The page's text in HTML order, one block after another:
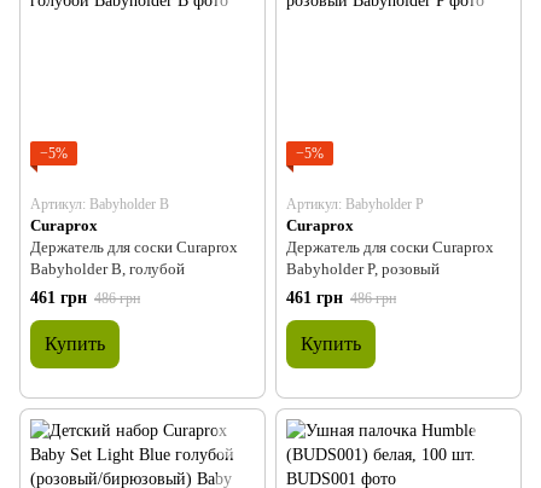
−5%
Артикул: Babyholder B
Curaprox
Держатель для соски Curaprox
Babyholder B, голубой
461 грн 486 грн
Купить
−5%
Артикул: Babyholder P
Curaprox
Держатель для соски Curaprox
Babyholder P, розовый
461 грн 486 грн
Купить